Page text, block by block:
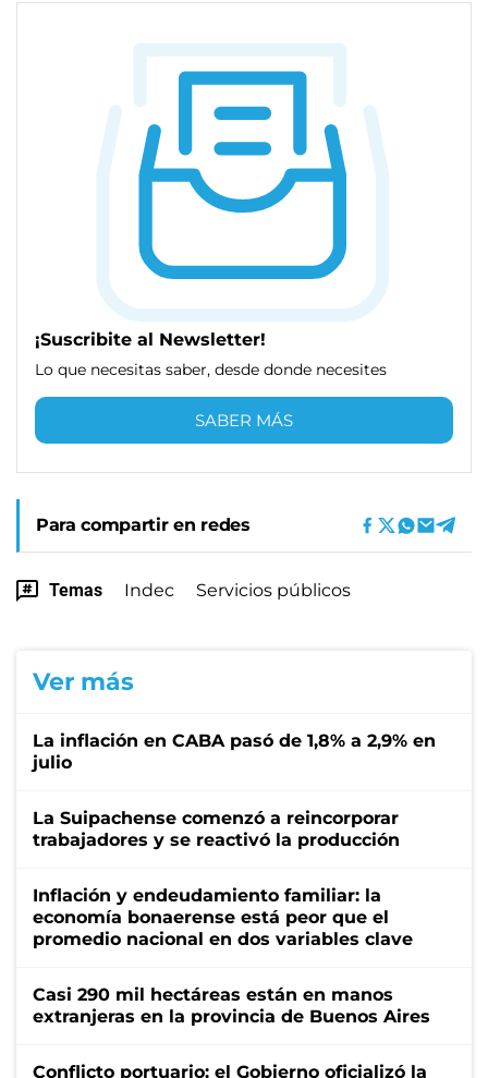
¡Suscribite al Newsletter!
Lo que necesitas saber, desde donde necesites
SABER MÁS
Para compartir en redes
Temas Indec Servicios públicos
Ver más
La inflación en CABA pasó de 1,8% a 2,9% en
julio
La Suipachense comenzó a reincorporar
trabajadores y se reactivó la producción
Inflación y endeudamiento familiar: la
economía bonaerense está peor que el
promedio nacional en dos variables clave
Casi 290 mil hectáreas están en manos
extranjeras en la provincia de Buenos Aires
Conflicto portuario: el Gobierno oficializó la